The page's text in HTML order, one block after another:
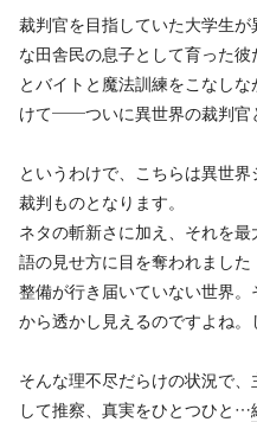
裁判官を目指していた大学生
な田舎民の息子として育った
とバイトと魔法訓練をこなし
けて——ついに異世界の裁判官
というわけで、こちらは異世
裁判ものとなります。
ネタの斬新さに加え、それを
語の見せ方に目を奪われまし
整備が行き届いていない世界
から透かし見えるのですよね。
そんな理不尽だらけの状況で
して推察、真実をひとつひと…